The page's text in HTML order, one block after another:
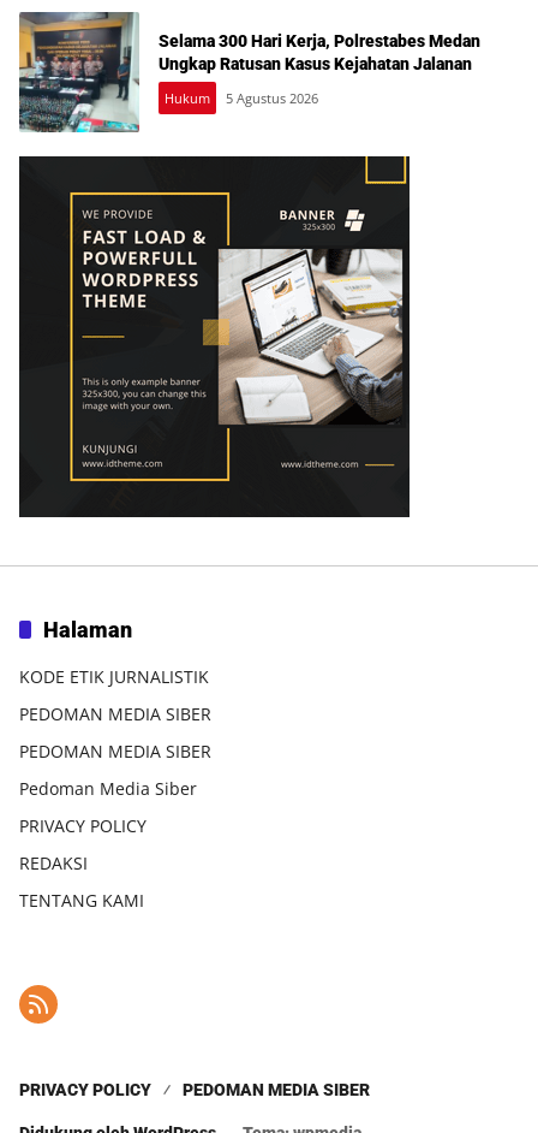
Selama 300 Hari Kerja, Polrestabes Medan
Ungkap Ratusan Kasus Kejahatan Jalanan
Hukum 5 Agustus 2026
Halaman
KODE ETIK JURNALISTIK
PEDOMAN MEDIA SIBER
PEDOMAN MEDIA SIBER
Pedoman Media Siber
PRIVACY POLICY
REDAKSI
TENTANG KAMI
PRIVACY POLICY PEDOMAN MEDIA SIBER